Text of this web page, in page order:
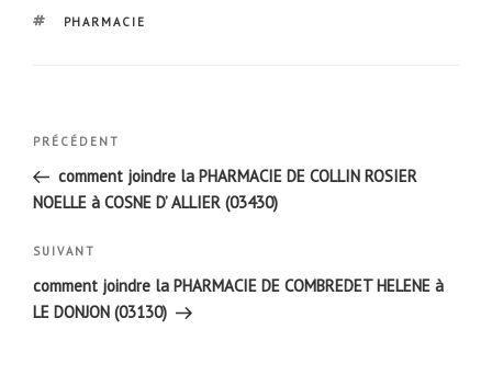
ÉTIQUETTES
PHARMACIE
Navigation
l’article
Article
précédent
PRÉCÉDENT
comment joindre la PHARMACIE DE COLLIN ROSIER
NOELLE à COSNE D’ ALLIER (03430)
Article
suivant
SUIVANT
comment joindre la PHARMACIE DE COMBREDET HELENE à
LE DONJON (03130)